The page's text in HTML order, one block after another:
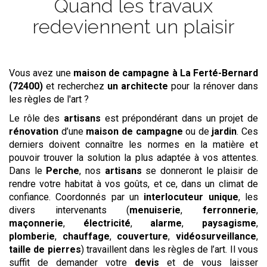
Quand les travaux
redeviennent un plaisir
Vous avez unemaison de campagne à La Ferté-Bernard
(72400) et recherchez un architecte pour la rénover dans
les règles de l'art ?
Le rôle des artisans est prépondérant dans un projet de
rénovation d’une maison de campagne ou de jardin. Ces
derniers doivent connaître les normes en la matière et
pouvoir trouver la solution la plus adaptée à vos attentes.
Dans le Perche, nos artisans se donneront le plaisir de
rendre votre habitat à vos goûts, et ce, dans un climat de
confiance. Coordonnés par un interlocuteur unique, les
divers intervenants (menuiserie,ferronnerie,
maçonnerie, électricité, alarme, paysagisme,
plomberie, chauffage, couverture,vidéosurveillance,
taille de pierres) travaillent dans les règles de l’art. Il vous
suffit de demander votre devis et de vous laisser